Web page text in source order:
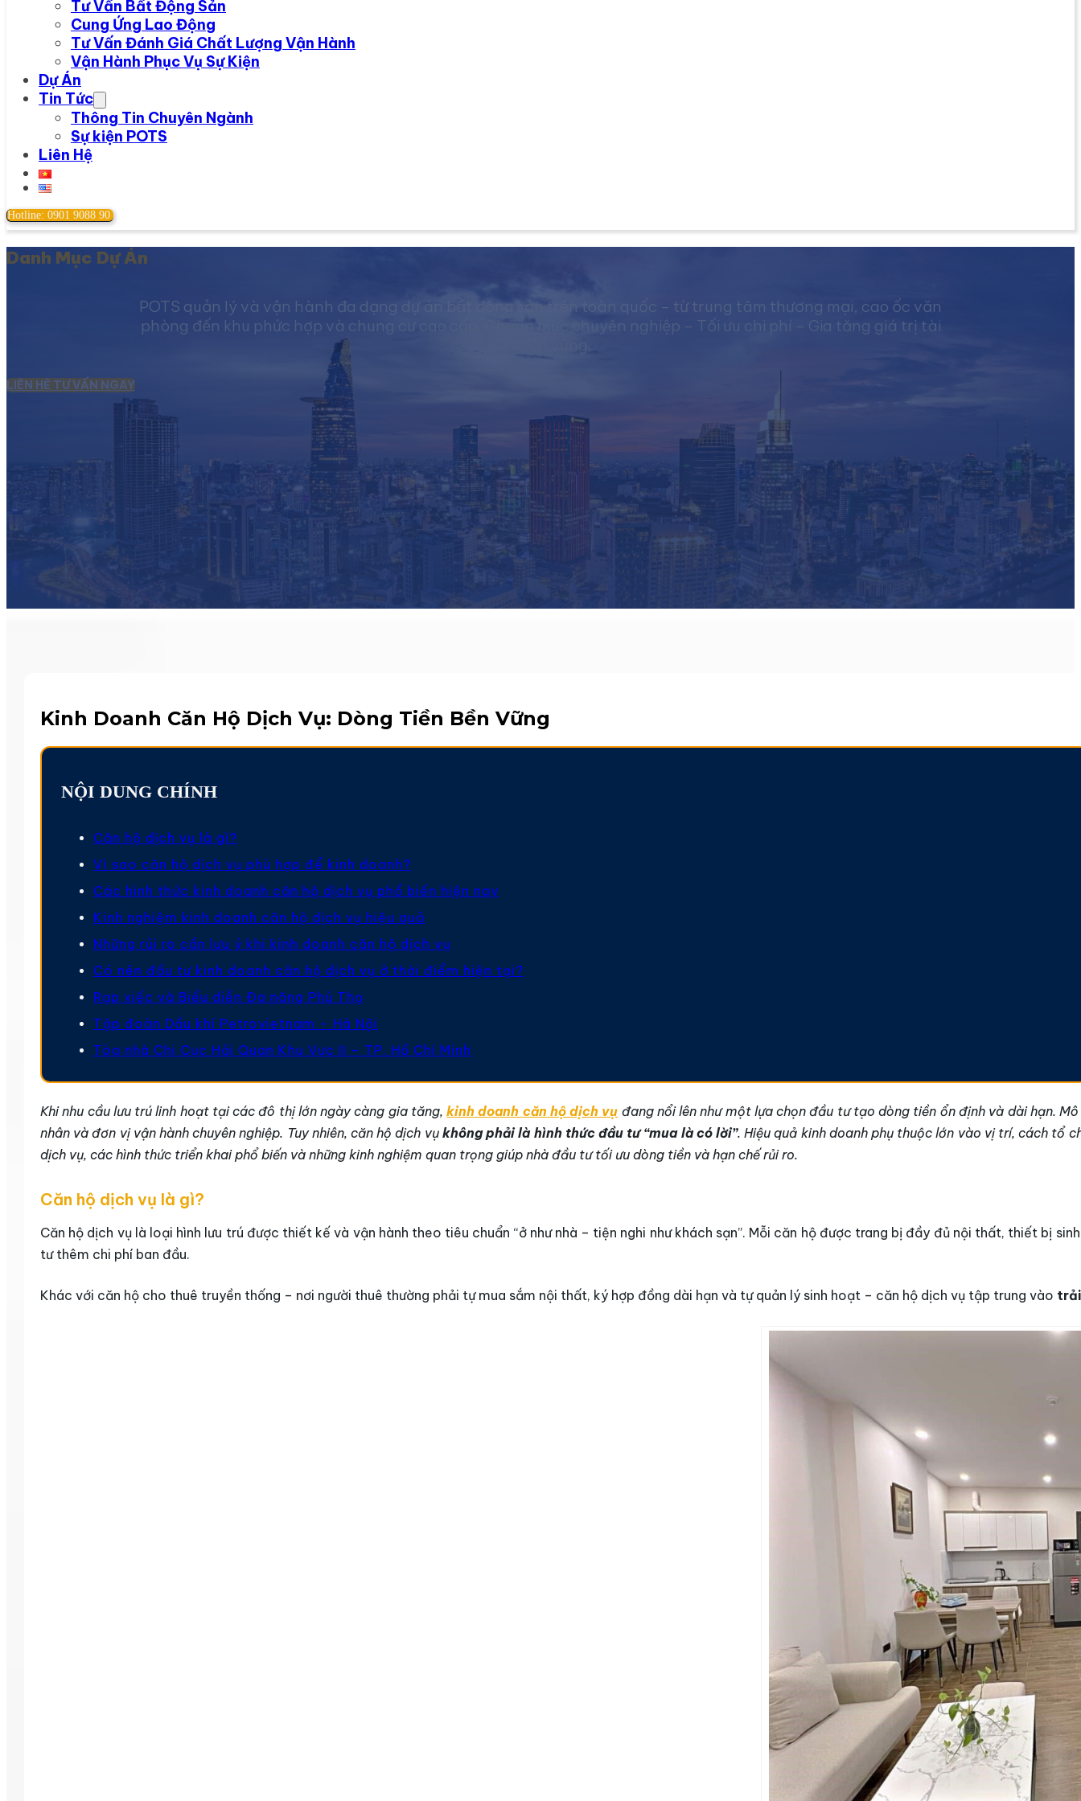
Tư Vấn Bất Động Sản
Cung Ứng Lao Động
Tư Vấn Đánh Giá Chất Lượng Vận Hành
Vận Hành Phục Vụ Sự Kiện
Dự Án
Tin Tức
Thông Tin Chuyên Ngành
Sự kiện POTS
Liên Hệ
Hotline: 0901 9088 90
Danh Mục Dự Án
POTS quản lý và vận hành đa dạng dự án bất động sản trên toàn quốc – từ trung tâm thương mại, cao ốc văn
phòng đến khu phức hợp và chung cư cao cấp. Chuẩn mực chuyên nghiệp – Tối ưu chi phí – Gia tăng giá trị tài
LIÊN HỆ TƯ VẤN NGAY
Kinh Doanh Căn Hộ Dịch Vụ: Dòng Tiền Bền Vững
NỘI DUNG CHÍNH
Căn hộ dịch vụ là gì?
Vì sao căn hộ dịch vụ phù hợp để kinh doanh?
Các hình thức kinh doanh căn hộ dịch vụ phổ biến hiện nay
Kinh nghiệm kinh doanh căn hộ dịch vụ hiệu quả
Những rủi ro cần lưu ý khi kinh doanh căn hộ dịch vụ
Có nên đầu tư kinh doanh căn hộ dịch vụ ở thời điểm hiện tại?
Rạp xiếc và Biểu diễn Đa năng Phú Thọ
Tập đoàn Dầu khí Petrovietnam – Hà Nội
Tòa nhà Chi Cục Hải Quan Khu Vực II – TP. Hồ Chí Minh
Khi nhu cầu lưu trú linh hoạt tại các đô thị lớn ngày càng gia tăng,kinh doanh căn hộ dịch vụ đang nổi lên như một lựa chọn đầu tư tạo dòng tiền ổn định và dài hạn.
nhân và đơn vị vận hành chuyên nghiệp. Tuy nhiên, căn hộ dịch vụ không phải là hình thức đầu tư “mua là có lời”. Hiệu quả kinh doanh phụ thuộc lớn vào vị trí, cách tổ
dịch vụ, các hình thức triển khai phổ biến và những kinh nghiệm quan trọng giúp nhà đầu tư tối ưu dòng tiền và hạn chế rủi ro.
Căn hộ dịch vụ là gì?
Căn hộ dịch vụ là loại hình lưu trú được thiết kế và vận hành theo tiêu chuẩn “ở như nhà – tiện nghi như khách sạn”. Mỗi căn hộ được trang bị đầy đủ nội thất, thiết
tư thêm chi phí ban đầu.
Khác với căn hộ cho thuê truyền thống – nơi người thuê thường phải tự mua sắm nội thất, ký hợp đồng dài hạn và tự quản lý sinh hoạt – căn hộ dịch vụ tập trung vào